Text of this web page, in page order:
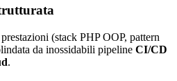
(stack PHP OOP, pattern
da inossidabili pipeline CI/CD
.